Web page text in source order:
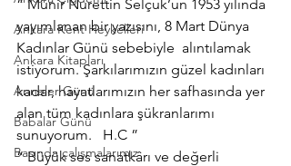
Ankara Kent Heykelleri
Ankara Kitapları
Anneler Günü
Babalar Günü
Basında çalışmalarımız
“ Münir Nurettin Selçuk’un 1953 yılında
yayımlanan bir yazısını, 8 Mart Dünya
Kadınlar Günü sebebiyle  alıntılamak
istiyorum. Şarkılarımızın güzel kadınları
kadar, hayatlarımızın her safhasında yer
alan tüm kadınlara şükranlarımı
sunuyorum.   H.C ”
“ Büyük ses sanatkârı ve değerli